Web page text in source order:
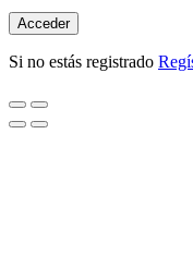
Si no estás registrado